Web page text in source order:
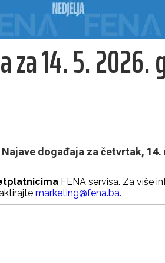
za 14. 5. 2026.
Najave događaja za četvrtak,
FENA servisa. Za više
marketing@fena.ba.